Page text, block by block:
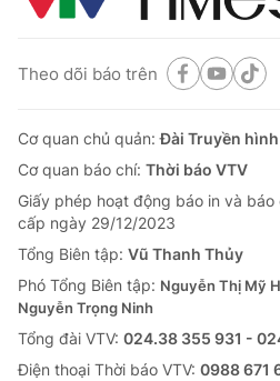
Theo dõi báo trên
Cơ quan chủ quản:Đài Truyền hình
Cơ quan báo chí: Thời báo VTV
Giấy phép hoạt động báo in và
cấp ngày 29/12/2023
Tổng Biên tập: Vũ Thanh Thủy
Phó Tổng Biên tập: Nguyễn Thị Mỹ
Nguyễn Trọng Ninh
Tổng đài VTV: 024.38 355 931 -
Ðiện thoại Thời báo VTV: 0988 671